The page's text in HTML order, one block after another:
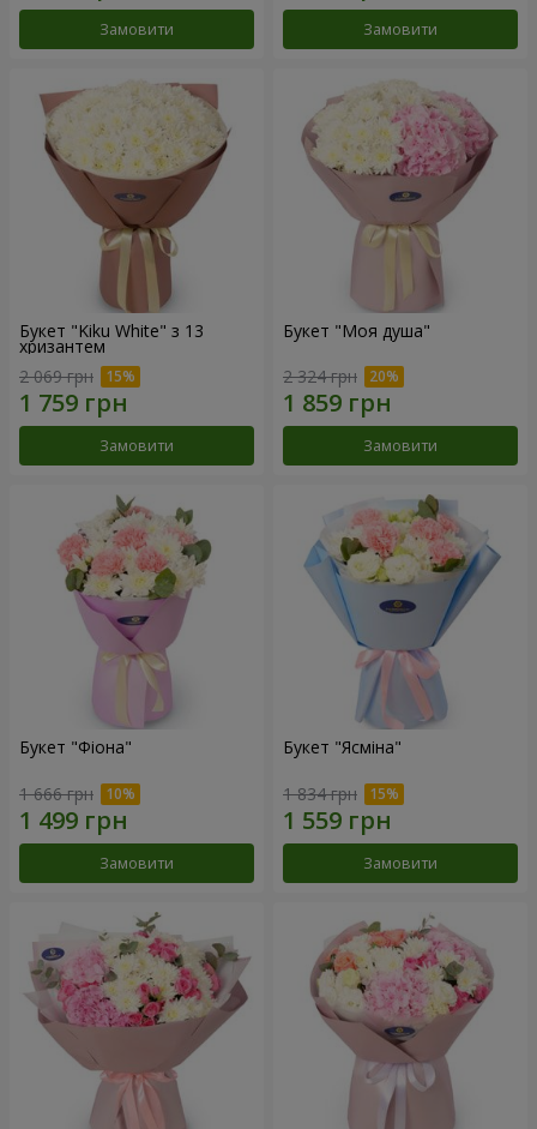
Замовити Замовити
Букет "Kiku White" з 13
хризантем
2 069 грн
Замовити
Букет "Моя душа"
2 324 грн
Замовити
Букет "Фіона"
1 666 грн
Замовити
Букет "Ясміна"
1 834 грн
Замовити